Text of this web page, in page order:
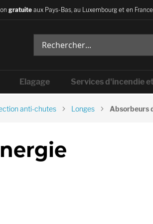
gratuite aux Pays-Bas, au Luxembourg et en
Elagage Services d'incendie
anti-chutes Longes Absorbeurs